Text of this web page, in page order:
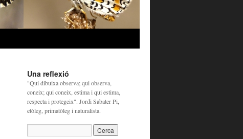
Una reflexió
"Qui dibuixa observa; qui observa,
coneix; qui coneix, estima i qui estima,
respecta i protegeix". Jordi Sabater Pi,
etòleg, primatòleg i naturalista.